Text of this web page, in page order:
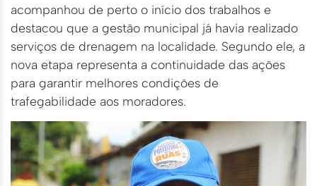
acompanhou de perto o início dos trabalhos e
destacou que a gestão municipal já havia realizado
serviços de drenagem na localidade. Segundo ele, a
nova etapa representa a continuidade das ações
para garantir melhores condições de
trafegabilidade aos moradores.